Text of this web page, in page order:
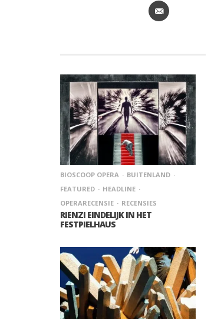
BIOSCOOP OPERA
BUITENLAND
FEATURED
HEADLINE
OPERARECENSIE
RECENSIES
RIENZI EINDELIJK IN HET
FESTPIELHAUS